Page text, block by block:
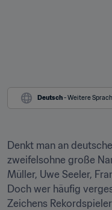
Deutsch - Weitere
Denkt man an
zweifelsohne große
Müller, Uwe Seeler,
Doch wer häufig
Zeichens